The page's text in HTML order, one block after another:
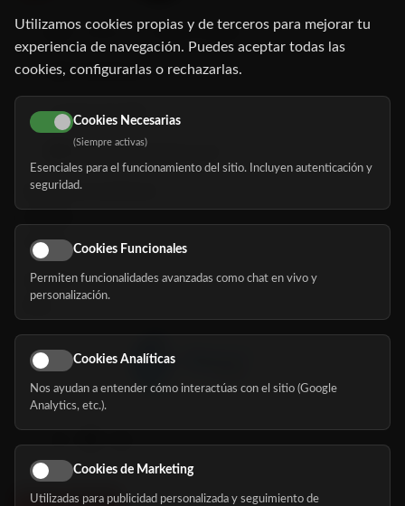
C/ Oruro, 11. 28016 Madrid
91 345 06 26
616 113 103
hola@mundomayor.com
Buscador de residencias
Eventos
Nosotros
Síguenos
Utilizamos cookies propias y de terceros para mejorar tu
experiencia de navegación. Puedes aceptar todas las
cookies, configurarlas o rechazarlas.
Cookies Necesarias
(Siempre activas)
Esenciales para el funcionamiento del sitio. Incluyen autenticación y
seguridad.
Cookies Funcionales
Permiten funcionalidades avanzadas como chat en vivo y
personalización.
Cookies Analíticas
Nos ayudan a entender cómo interactúas con el sitio (Google
Analytics, etc.).
Cookies de Marketing
Utilizadas para publicidad personalizada y seguimiento de